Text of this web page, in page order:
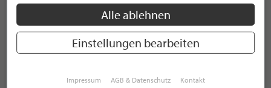
ANMELDEN
Mit der Anmeldung an unserem Newsletter stimmen Sie unseren
Alle ablehnen
Einstellungen bearbeiten
Impressum AGB & Datenschutz Kontakt